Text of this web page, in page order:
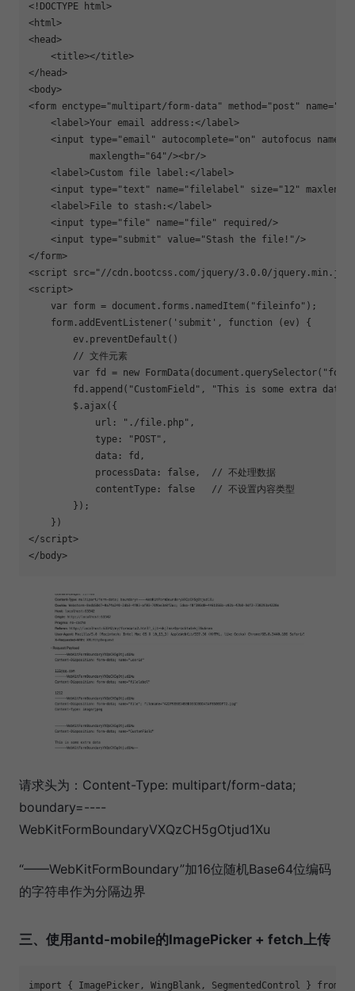
<!DOCTYPE html>
<html>
<head>
    <title></title>
</head>
<body>
<form enctype="multipart/form-data" method="post" name=
    <label>Your email address:</label>
    <input
type="email" autocomplete="on" autofocus name=
           maxlength=
"64" /><br/>
    <label>Custom file label:</label>
    <input
type="text" name="filelabel" size="12"
    <label>File to stash:</label>
    <input
type="file" name="file"
required/>
    <input
type="submit" value="Stash the file!" />
</form>
<script src="//cdn.bootcss.com/jquery/3.0.0/jquery.min.js"
<script>
    var form = document.forms.namedItem(
"fileinfo" );
    form.addEventListener(
'submit' , function (ev) {
        ev.preventDefault()
        // 文件元素
        var fd = new FormData(document.querySelector(
"form"
        fd.append(
"CustomField" , "This is some extra data"
        $.ajax({
            url:
"./file.php" ,
type : "POST" ,
            data: fd,
            processData:
false ,  // 不处理数据
            contentType:
false
   // 不设置内容类型
        });
    })
</script>
请求头为：Content-Type: multipart/form-data;
boundary=----
WebKitFormBoundaryVXQzCH5gOtjud1Xu
“——WebKitFormBoundary”加16位随机Base64位编码
的字符串作为分隔边界
三、使用antd-mobile的ImagePicker + fetch上传
import { ImagePicker, WingBlank, SegmentedControl } from